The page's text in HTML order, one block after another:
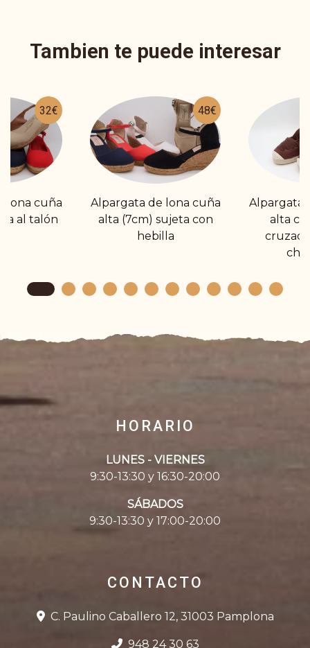
Tambien te puede interesar
32€
lona cuña
al talón
48€
Alpargata de lona cuña
alta (7cm) sujeta con
hebilla
Alpargata
alta
HORARIO
LUNES - VIERNES
9:30-13:30 y 16:30-20:00
SÁBADOS
9:30-13:30 y 17:00-20:00
CONTACTO
C. Paulino Caballero 12, 31003 Pamplona
948 24 30 63